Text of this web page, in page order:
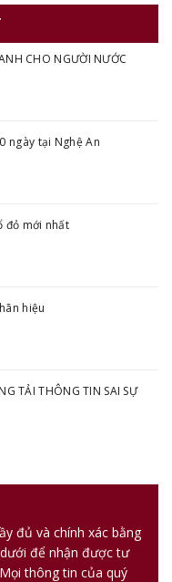
CHO NGƯỜI NƯỚC
ngày tại Nghệ An
đỏ mới nhất
hiệu
TẢI THÔNG TIN SAI SỰ
đủ và chính xác bằng
để nhận được tư
thông tin của quý